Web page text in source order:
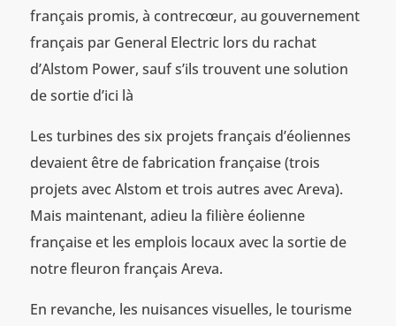
français promis, à contrecœur, au gouvernement
français par General Electric lors du rachat
d’Alstom Power, sauf s’ils trouvent une solution
de sortie d’ici là
Les turbines des six projets français d’éoliennes
devaient être de fabrication française (trois
projets avec Alstom et trois autres avec Areva).
Mais maintenant, adieu la filière éolienne
française et les emplois locaux avec la sortie de
notre fleuron français Areva.
En revanche, les nuisances visuelles, le tourisme